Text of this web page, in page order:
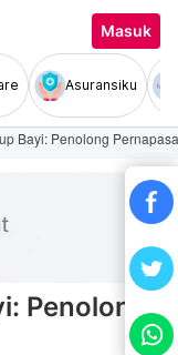
Masuk
Asuransiku
Bayi: Penolong
Penolong